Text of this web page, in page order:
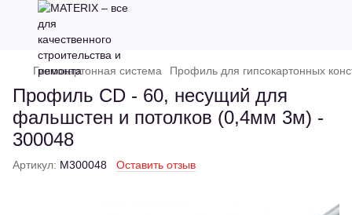
Гипсокартонная система Профиль для гипсокартонных
Профиль CD - 60, несущий для
фальшстен и потолков (0,4мм 3м) -
300048
Артикул: M300048 Оставить отзыв